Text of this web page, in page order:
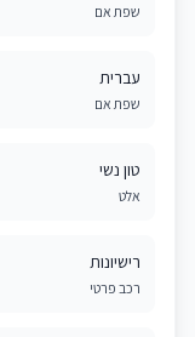
שפת אם
עברית
שפת אם
טון נשי
אלט
רישיונות
רכב פרטי